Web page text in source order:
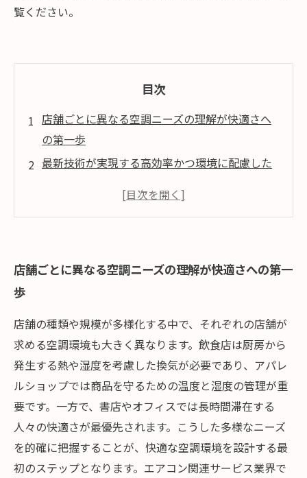
覧ください。
目次
店舗ごとに異なる空調ニーズの理解が快適さへ
の第一歩
最新技術が実現する高効率かつ環境に配慮した
店舗設計のポイントと空調システムの最適化の
例
展望
店舗ごとに異なる空調ニーズの理解が快適さへの第一
歩
店舗の種類や規模が多様化する中で、それぞれの店舗が
求める空調環境も大きく異なります。飲食店は厨房から
発生する熱や湿度を考慮した換気が必要であり、アパレ
ルショップでは商品を守るための温度と湿度の管理が重
要です。一方で、書店やオフィスでは長時間滞在する
人々の快適さが最優先されます。こうした多様なニーズ
を的確に把握することが、快適な空調環境を設計する最
初のステップとなります。エアコン関連サービス業界で